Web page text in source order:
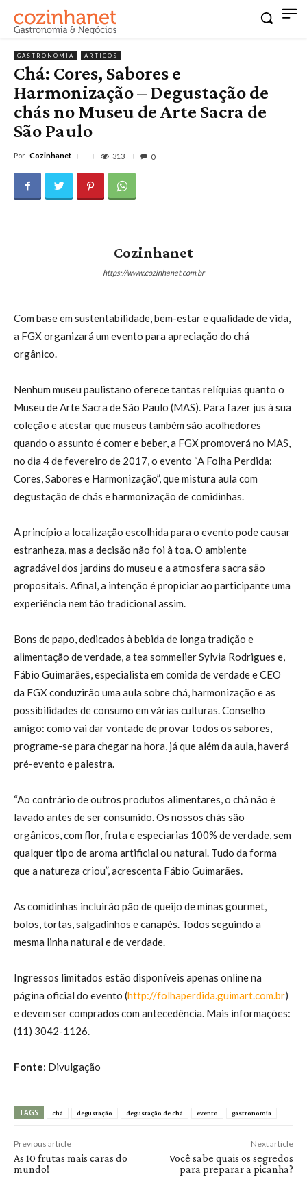
GASTRONOMIA ARTIGOS
Chá: Cores, Sabores e
Harmonização – Degustação de
chás no Museu de Arte Sacra de
São Paulo
Por Cozinhanet 313 0
Cozinhanet
https://www.cozinhanet.com.br
Com base em sustentabilidade, bem-estar e qualidade de vida,
a FGX organizará um evento para apreciação do chá
orgânico.
Nenhum museu paulistano oferece tantas relíquias quanto o
Museu de Arte Sacra de São Paulo (MAS). Para fazer jus à sua
coleção e atestar que museus também são acolhedores
quando o assunto é comer e beber, a FGX promoverá no MAS,
no dia 4 de fevereiro de 2017, o evento “A Folha Perdida:
Cores, Sabores e Harmonização”, que mistura aula com
degustação de chás e harmonização de comidinhas.
A princípio a localização escolhida para o evento pode causar
estranheza, mas a decisão não foi à toa. O ambiente
agradável dos jardins do museu e a atmosfera sacra são
propositais. Afinal, a intenção é propiciar ao participante uma
experiência nem tão tradicional assim.
Bons de papo, dedicados à bebida de longa tradição e
alimentação de verdade, a tea sommelier Sylvia Rodrigues e,
Fábio Guimarães, especialista em comida de verdade e CEO
da FGX conduzirão uma aula sobre chá, harmonização e as
possibilidades de consumo em várias culturas. Conselho
amigo: como vai dar vontade de provar todos os sabores,
programe-se para chegar na hora, já que além da aula, haverá
pré-evento e palestra.
“Ao contrário de outros produtos alimentares, o chá não é
lavado antes de ser consumido. Os nossos chás são
orgânicos, com flor, fruta e especiarias 100% de verdade, sem
qualquer tipo de aroma artificial ou natural. Tudo da forma
que a natureza criou”, acrescenta Fábio Guimarães.
As comidinhas incluirão pão de queijo de minas gourmet,
bolos, tortas, salgadinhos e canapés. Todos seguindo a
mesma linha natural e de verdade.
Ingressos limitados estão disponíveis apenas online na
página oficial do evento (http://folhaperdida.guimart.com.br)
e devem ser comprados com antecedência. Mais informações:
(11) 3042-1126.
Fonte: Divulgação
TAGS chá degustação degustação de chá evento gastronomia
Previous article
As 10 frutas mais caras do
mundo!
Next article
Você sabe quais os segredos
para preparar a picanha?